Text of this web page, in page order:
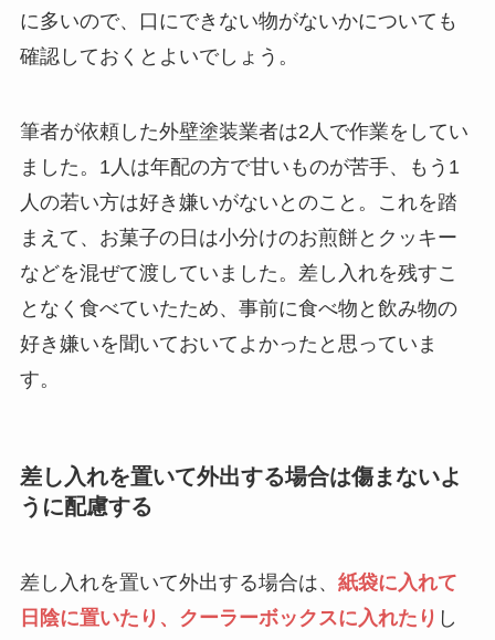
に多いので、口にできない物がないかについても
確認しておくとよいでしょう。
筆者が依頼した外壁塗装業者は2人で作業をしてい
ました。1人は年配の方で甘いものが苦手、もう1
人の若い方は好き嫌いがないとのこと。これを踏
まえて、お菓子の日は小分けのお煎餅とクッキー
などを混ぜて渡していました。差し入れを残すこ
となく食べていたため、事前に食べ物と飲み物の
好き嫌いを聞いておいてよかったと思っていま
す。
差し入れを置いて外出する場合は傷まないよ
うに配慮する
差し入れを置いて外出する場合は、 紙袋に入れて
日陰に置いたり、クーラーボックスに入れたり し